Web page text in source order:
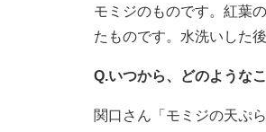
モミジのものです。紅葉
たものです。水洗いした
Q.いつから、どのような
関口さん「モミジの天ぷ